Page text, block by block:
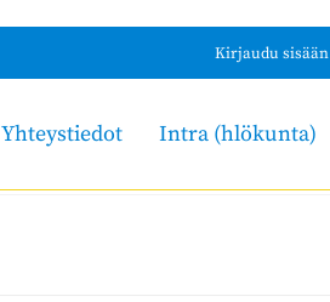
Kirjaudu sisään
Yhteystiedot Intra (hlökunta)